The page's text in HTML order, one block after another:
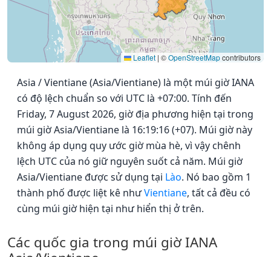
Leaflet | ©OpenStreetMapcontributors
Asia / Vientiane (Asia/Vientiane) là một múi giờ IANA
có độ lệch chuẩn so với UTC là +07:00. Tính đến
Friday, 7 August 2026, giờ địa phương hiện tại trong
múi giờ Asia/Vientiane là 16:19:16 (+07). Múi giờ này
không áp dụng quy ước giờ mùa hè, vì vậy chênh
lệch UTC của nó giữ nguyên suốt cả năm. Múi giờ
Asia/Vientiane được sử dụng tại Lào. Nó bao gồm 1
thành phố được liệt kê nhưVientiane, tất cả đều có
cùng múi giờ hiện tại như hiển thị ở trên.
Các quốc gia trong múi giờ IANA